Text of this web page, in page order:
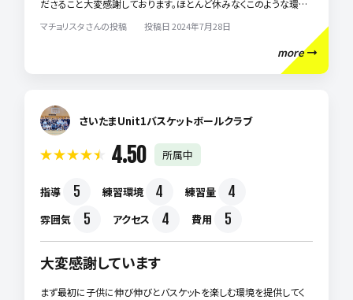
ださること大変感謝しております。ほとんど休みなくこのような環境
を提供してくださることは簡単なことではないと思います。 その中で
ムな雰囲気作りをしてくださること、我が子にはとても合っているよ
いチームです。
マチョリスタさんの投稿 投稿日 2024年7月28日
more
さいたまUnit1バスケットボールクラブ
4.50 所属中
指導 5 練習環境 4 練習量 4
雰囲気 5 アクセス 4 費用 5
大変感謝しています
まず最初に子供に伸び伸びとバスケットを楽しむ環境を提供してく